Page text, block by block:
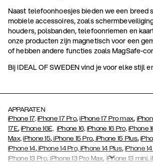
Naast telefoonhoesjes bieden we een breed
mobiele accessoires, zoals
houders, polsbanden, telefoonriemen en
onze producten zijn magnetisch voor een
of hebben andere functies zoals MagSafe-
Bij IDEAL OF SWEDEN vind je voor elke stijl
APPARATEN
iPhone 17, iPhone 17 Pro,iPhone 17 Pro max,
17E,iPhone 16E, iPhone 16, iPhone 16 Pro, iPhone
Max, iPhone 15, iPhone 15 Pro, iPhone 15 Plus,
iPhone 14,iPhone 14 Pro, iPhone 14 Plus,iPhone
iPhone 13 Pro, iPhone 13 Pro Max, iPhone 13 mini,